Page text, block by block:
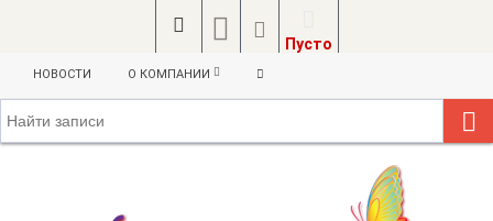
Пусто
НОВОСТИ О КОМПАНИИ